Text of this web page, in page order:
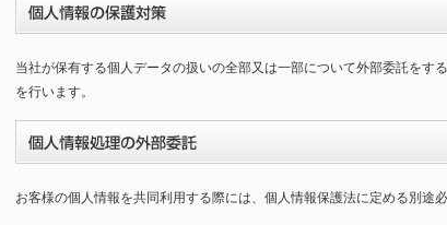
当社が保有する個人データの扱いの全部又は一部について外部委託をす
を行います。
お客様の個人情報を共同利用する際には、個人情報保護法に定める別途